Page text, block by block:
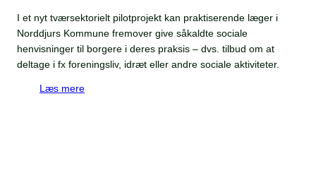
I et nyt tværsektorielt pilotprojekt kan praktiserende læger i
Norddjurs Kommune fremover give såkaldte sociale
henvisninger til borgere i deres praksis – dvs. tilbud om at
deltage i fx foreningsliv, idræt eller andre sociale aktiviteter.
Læs mere